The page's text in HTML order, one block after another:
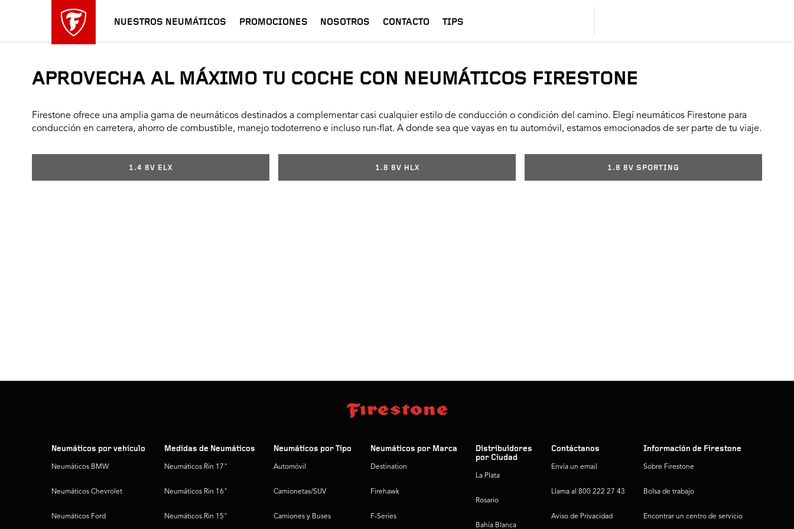
NUESTROS NEUMÁTICOS PROMOCIONES NOSOTROS CONTACTO TIPS
APROVECHA AL MÁXIMO TU COCHE CON NEUMÁTICOS FIRESTONE
Firestone ofrece una amplia gama de neumáticos destinados a complementar casi cualquier estilo de conducción o condición del camino. Elegí neumáticos Firestone para
conducción en carretera, ahorro de combustible, manejo todoterreno e incluso run-flat. A donde sea que vayas en tu automóvil, estamos emocionados de ser parte de tu viaje.
1.4 8V ELX 1.8 8V HLX 1.8 8V SPORTING
Neumáticos por vehículo
Neumáticos BMW
Neumáticos Chevrolet
Neumáticos Ford
Medidas de Neumáticos
Neumáticos Rin 17"
Neumáticos Rin 16"
Neumáticos Rin 15"
Neumáticos por Tipo
Automóvil
Camionetas/SUV
Camiones y Buses
Neumáticos por Marca
Destination
Firehawk
F-Series
Distribuidores
por Ciudad
La Plata
Rosario
Bahía Blanca
Contáctanos
Envía un email
Llama al 800 222 27 43
Aviso de Privacidad
Información de Firestone
Sobre Firestone
Bolsa de trabajo
Encontrar un centro de servicio